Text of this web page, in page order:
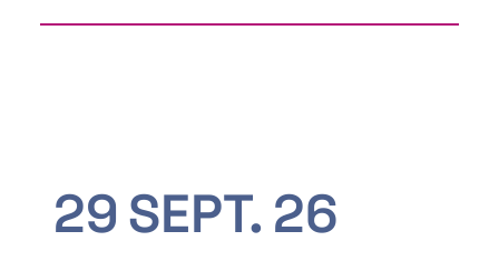
29SEPT. 26